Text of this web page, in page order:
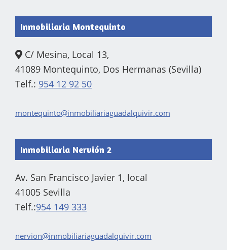
Inmobiliaria Montequinto
C/ Mesina, Local 13,
41089 Montequinto, Dos Hermanas (Sevilla)
Telf.: 954 12 92 50
montequinto@inmobiliariaguadalquivir.com
Inmobiliaria Nervión 2
Av. San Francisco Javier 1, local
41005 Sevilla
Telf.:954 149 333
nervion@inmobiliariaguadalquivir.com